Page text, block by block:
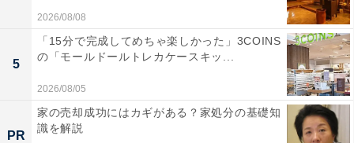
【福岡県の人気ホテル】「プレミアホテル門
司港」が選ばれる理由
2026/08/08
5
「15分で完成してめちゃ楽しかった」3COINS
の「モールドールトレカケースキッ...
2026/08/05
PR
家の売却成功にはカギがある？家処分の基礎知
識を解説